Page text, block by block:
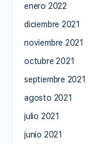
enero 2022
diciembre 2021
noviembre 2021
octubre 2021
septiembre 2021
agosto 2021
julio 2021
junio 2021